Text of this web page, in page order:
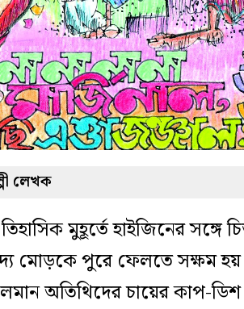
লেখক
মুহূর্তে হাইজিনের সঙ্গে
মোড়কে পুরে ফেলতে সক্ষম
অতিথিদের চায়ের কাপ-